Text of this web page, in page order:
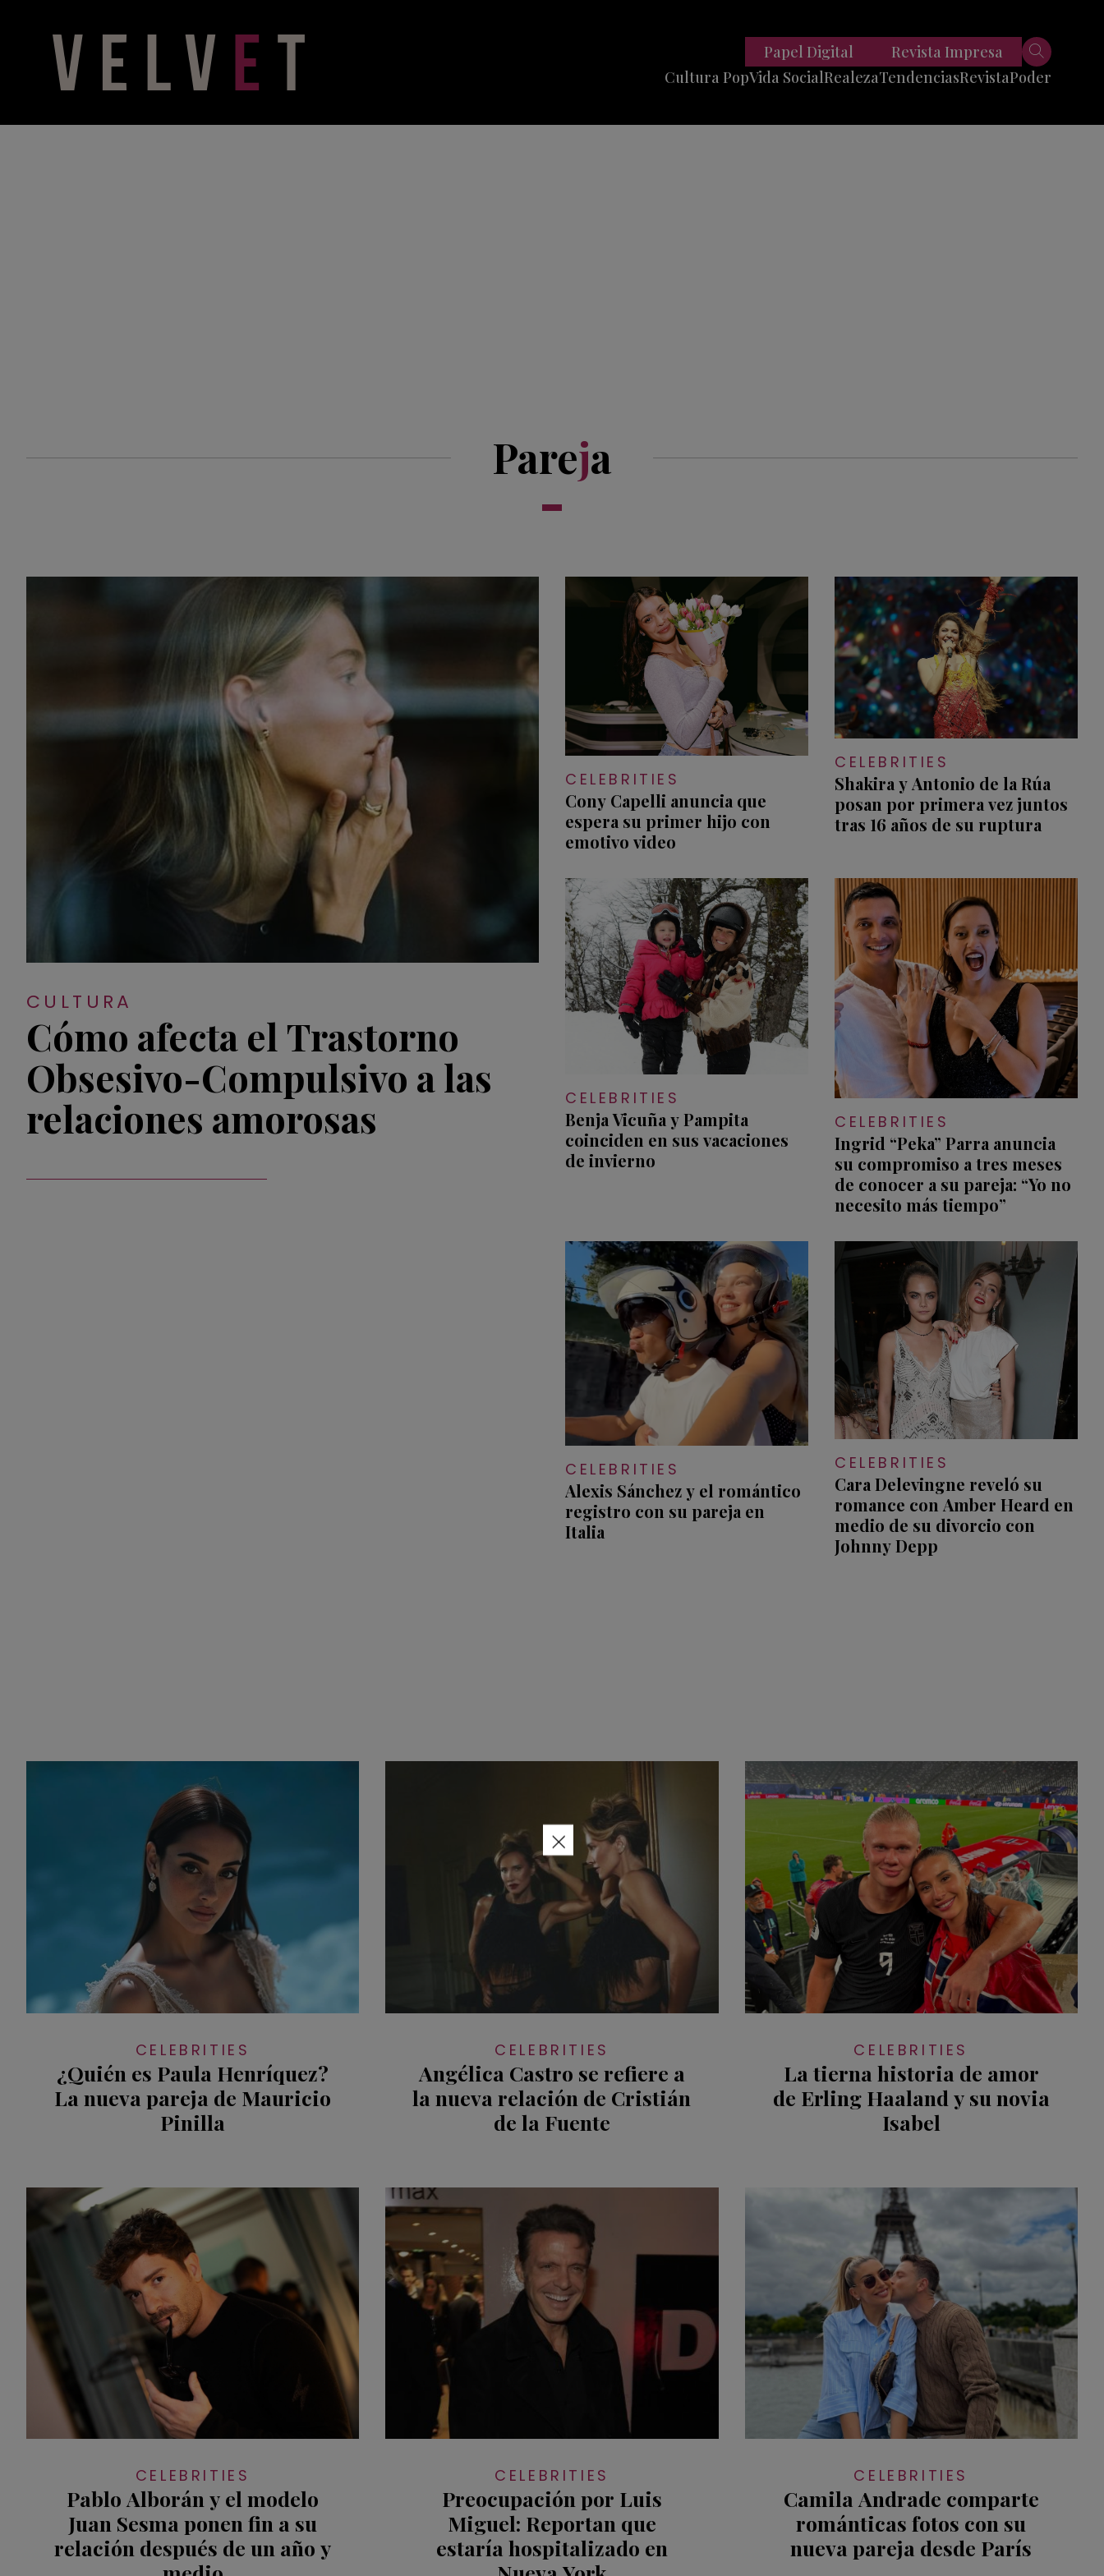
Cultura PopVida SocialRealezaTendenciasRevistaPoder
Papel Digital Revista Impresa
Pareja
CULTURA
Cómo afecta el Trastorno
Obsesivo-Compulsivo a las
relaciones amorosas
CELEBRITIES
Cony Capelli anuncia que
espera su primer hijo con
emotivo video
CELEBRITIES
Shakira y Antonio de la Rúa
posan por primera vez juntos
tras 16 años de su ruptura
CELEBRITIES
Benja Vicuña y Pampita
coinciden en sus vacaciones
de invierno
CELEBRITIES
Ingrid “Peka” Parra anuncia
su compromiso a tres meses
de conocer a su pareja: “Yo no
necesito más tiempo”
CELEBRITIES
Alexis Sánchez y el romántico
registro con su pareja en
Italia
CELEBRITIES
Cara Delevingne reveló su
romance con Amber Heard en
medio de su divorcio con
Johnny Depp
CELEBRITIES
¿Quién es Paula Henríquez?
La nueva pareja de Mauricio
Pinilla
CELEBRITIES
Angélica Castro se refiere a
la nueva relación de Cristián
de la Fuente
CELEBRITIES
La tierna historia de amor
de Erling Haaland y su novia
Isabel
CELEBRITIES
Pablo Alborán y el modelo
Juan Sesma ponen fin a su
relación después de un año y
CELEBRITIES
Preocupación por Luis
Miguel: Reportan que
estaría hospitalizado en
CELEBRITIES
Camila Andrade comparte
románticas fotos con su
nueva pareja desde París
×